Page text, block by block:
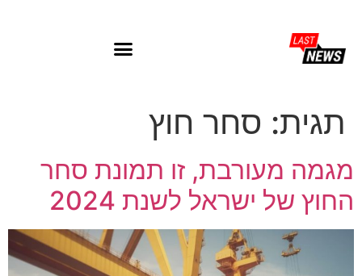
תגית: סחר חוץ
מגמה מעורבת, זו תמונת סחר
החוץ של ישראל לשנת 2024